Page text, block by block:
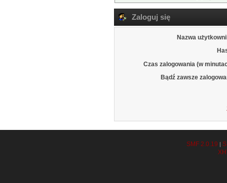
Zaloguj się
Nazwa
Czas zalogowania (w
Bądź zawsze
SMF 2.0.19 |